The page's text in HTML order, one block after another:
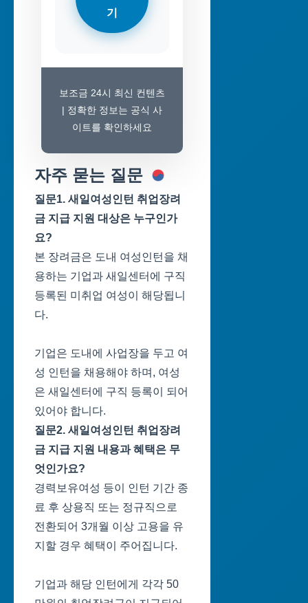
기
보조금 24시 최신 컨텐츠
| 정확한 정보는 공식 사
이트를 확인하세요
자주 묻는 질문
질문1. 새일여성인턴 취업장려
금 지급 지원 대상은 누구인가
요?
본 장려금은 도내 여성인턴을 채
용하는 기업과 새일센터에 구직
등록된 미취업 여성이 해당됩니
다.
기업은 도내에 사업장을 두고 여
성 인턴을 채용해야 하며, 여성
은 새일센터에 구직 등록이 되어
있어야 합니다.
질문2. 새일여성인턴 취업장려
금 지급 지원 내용과 혜택은 무
엇인가요?
경력보유여성 등이 인턴 기간 종
료 후 상용직 또는 정규직으로
전환되어 3개월 이상 고용을 유
지할 경우 혜택이 주어집니다.
기업과 해당 인턴에게 각각 50